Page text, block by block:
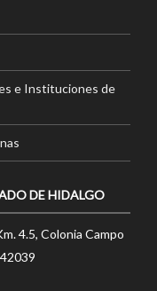
e Instituciones de
DE HIDALGO
4.5, Colonia Campo